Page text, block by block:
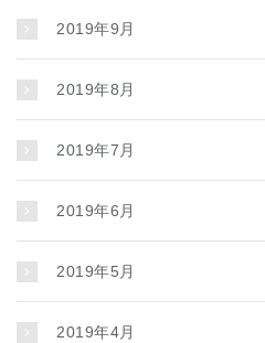
2019年9月
2019年8月
2019年7月
2019年6月
2019年5月
2019年4月